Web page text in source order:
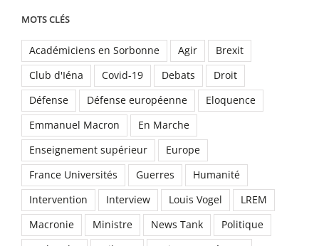
MOTS CLÉS
Académiciens en Sorbonne Agir
Brexit
Club d'Iéna
Covid-19 Debats
Droit
Défense
Défense européenne
Eloquence
Emmanuel Macron
En Marche
Enseignement supérieur
Europe
France Universités
Guerres
Humanité
Intervention
Interview Louis Vogel
LREM
Macronie
Ministre News Tank
Politique